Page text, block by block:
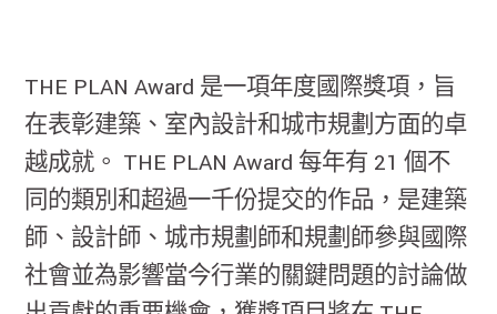
THE PLAN Award 是一項年度國際獎項，旨
在表彰建築、室內設計和城市規劃方面的卓
越成就。 THE PLAN Award 每年有 21 個不
同的類別和超過一千份提交的作品，是建築
師、設計師、城市規劃師和規劃師參與國際
社會並為影響當今行業的關鍵問題的討論做